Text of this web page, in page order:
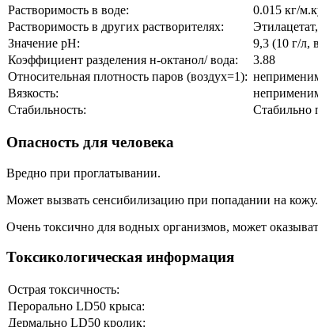
Растворимость в воде:
0.015 кг/
Растворимость в других растворителях:
Значение pH:
9,3 (10 г/л,
Коэффициент разделения н-октанол/ вода:
3.88
Относительная плотность паров (воздух=1):
Вязкость:
Стабильность:
Стабильно
Опасность для человека
Вредно при проглатывании.
Может вызвать сенсибилизацию при попадании на кожу.
Очень токсично для водных организмов, может
Токсикологическая информация
Острая токсичность:
Перорально LD50 крыса:
Дермально LD50 кролик: